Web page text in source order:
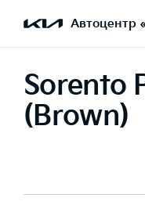
Автоцентр
Sorento
(Brown)